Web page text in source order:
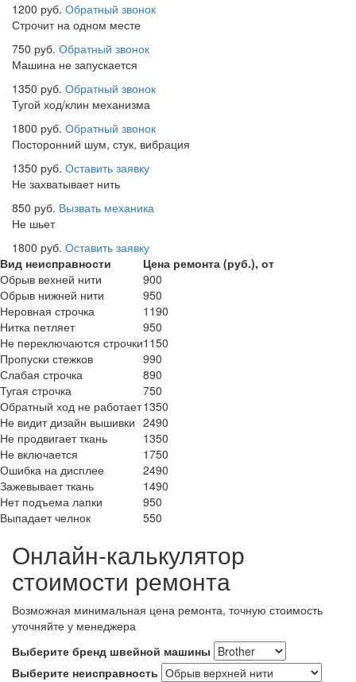
1200 руб. Обратный звонок
Строчит на одном месте
750 руб. Обратный звонок
Машина не запускается
1350 руб. Обратный звонок
Тугой ход/клин механизма
1800 руб. Обратный звонок
Посторонний шум, стук, вибрация
1350 руб. Оставить заявку
Не захватывает нить
850 руб. Вызвать механика
Не шьет
1800 руб. Оставить заявку
Вид неисправности
Цена ремонта (руб.), от
Обрыв вехней нити
900
Обрыв нижней нити
950
Неровная строчка
1190
Нитка петляет
950
Не переключаются строчки1150
Пропуски стежков
990
Слабая строчка
890
Тугая строчка
750
Обратный ход не работает1350
Не видит дизайн вышивки 2490
Не продвигает ткань
1350
Не включается
1750
Ошибка на дисплее
2490
Зажевывает ткань
1490
Нет подъема лапки
950
Выпадает челнок
550
Онлайн-калькулятор
стоимости ремонта
Возможная минимальная цена ремонта, точную стоимость
уточняйте у менеджера
Выберите бренд швейной машины
Выберите неисправность